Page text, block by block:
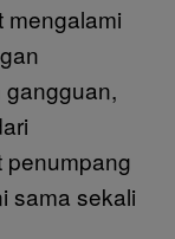
mengalami
penumpang
sama sekali